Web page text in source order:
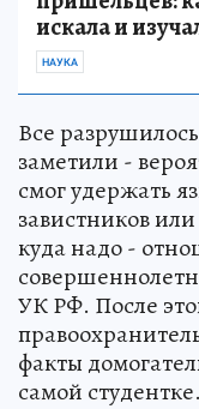
искала и
НАУКА
Все
заметили -
смог удержать
завистников
куда надо -
УК РФ. После
факты
самой студентке.